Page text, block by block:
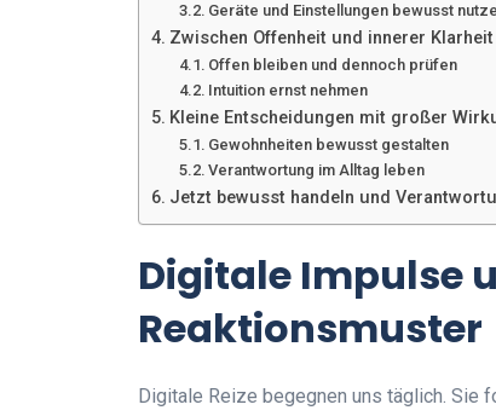
Geräte und Einstellungen bewusst
Zwischen Offenheit und innerer Klarheit
Offen bleiben und dennoch prüfen
Intuition ernst nehmen
Kleine Entscheidungen mit großer
Gewohnheiten bewusst gestalten
Verantwortung im Alltag leben
Jetzt bewusst handeln und
Digitale Impulse
Reaktionsmuster
Digitale Reize begegnen uns täglich. Sie